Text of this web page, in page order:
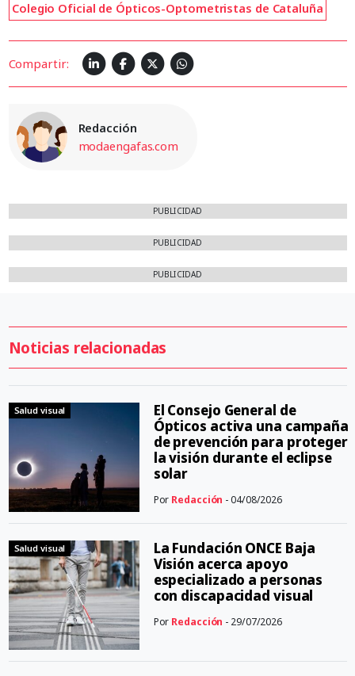
Colegio Oficial de Ópticos-Optometristas de Cataluña
Compartir:
Redacción
modaengafas.com
PUBLICIDAD
PUBLICIDAD
PUBLICIDAD
Noticias relacionadas
Salud visual
El Consejo General de
Ópticos activa una campaña
de prevención para proteger
la visión durante el eclipse
solar
Por Redacción - 04/08/2026
Salud visual
La Fundación ONCE Baja
Visión acerca apoyo
especializado a personas
con discapacidad visual
Por Redacción - 29/07/2026